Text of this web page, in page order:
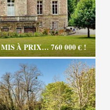
À PRIX… 760 000 € !